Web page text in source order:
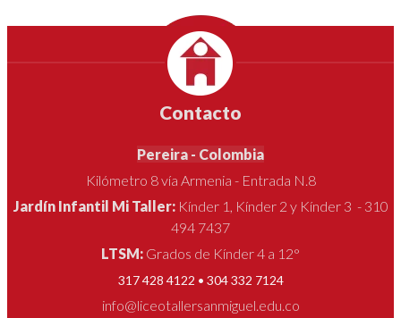
Contacto
Pereira - Colombia
Kilómetro 8 vía Armenia - Entrada N.8
Jardín Infantil Mi Taller: Kínder 1, Kínder 2 y Kínder 3 - 310
494 7437
LTSM: Grados de Kínder 4 a 12°
317 428 4122 • 304 332 7124
info@liceotallersanmiguel.edu.co